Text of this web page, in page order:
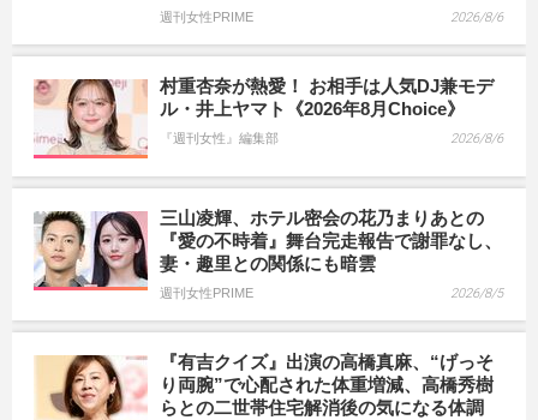
週刊女性PRIME 2026/8/6
村重杏奈が熱愛！ お相手は人気DJ兼モデ
ル・井上ヤマト《2026年8月Choice》
『週刊女性』編集部 2026/8/6
三山凌輝、ホテル密会の花乃まりあとの
『愛の不時着』舞台完走報告で謝罪なし、
妻・趣里との関係にも暗雲
週刊女性PRIME 2026/8/5
『有吉クイズ』出演の高橋真麻、“げっそ
り両腕”で心配された体重増減、高橋秀樹
らとの二世帯住宅解消後の気になる体調